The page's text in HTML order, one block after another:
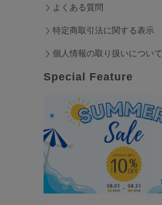
よくある質問
特定商取引法に関する表示
個人情報の取り扱いについて
Special Feature